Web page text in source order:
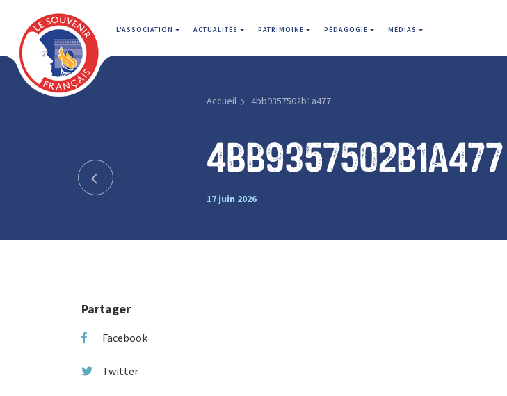
L'ASSOCIATION ACTUALITÉS PATRIMOINE PÉDAGOGIE MÉDIAS
Accueil 4bb9357502b1a477
4bb9357502b1a477
17 juin 2026
Partager
Facebook
Twitter